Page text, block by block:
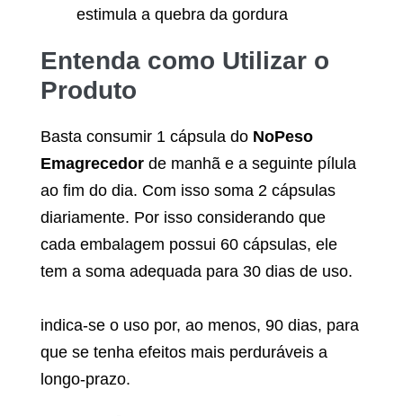
estimula a quebra da gordura
Entenda como Utilizar o
Produto
Basta consumir 1 cápsula do NoPeso
Emagrecedor de manhã e a seguinte pílula
ao fim do dia. Com isso soma 2 cápsulas
diariamente. Por isso considerando que
cada embalagem possui 60 cápsulas, ele
tem a soma adequada para 30 dias de uso.
indica-se o uso por, ao menos, 90 dias, para
que se tenha efeitos mais perduráveis a
longo-prazo.